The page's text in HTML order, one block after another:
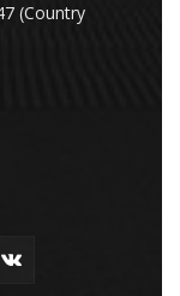
(Country